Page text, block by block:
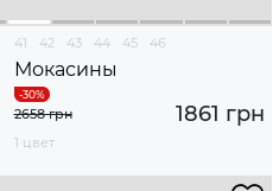
41 42 43 44 45 46
Мокасины
1861 грн
2658 грн
1 цвет